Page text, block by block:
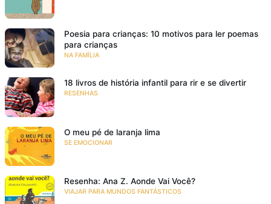
Poesia para crianças: 10 motivos para ler poemas
para crianças
NA FAMÍLIA
18 livros de história infantil para rir e se divertir
RESENHAS
O meu pé de laranja lima
SE EMOCIONAR
Resenha: Ana Z. Aonde Vai Você?
VIAJAR PARA MUNDOS FANTÁSTICOS